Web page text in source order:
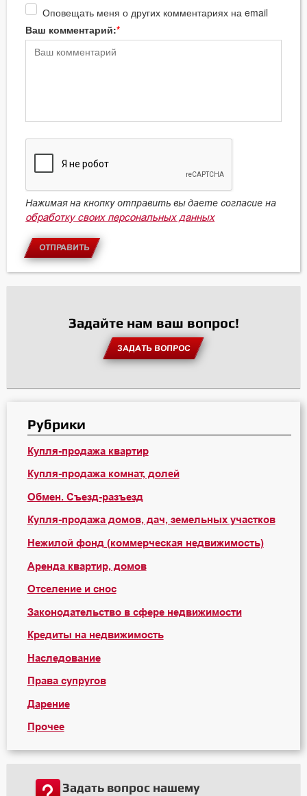
Оповещать меня о других комментариях на email
Ваш комментарий:
Нажимая на кнопку отправить вы даете согласие на
обработку своих персональных данных
ОТПРАВИТЬ
Задайте нам ваш вопрос!
ЗАДАТЬ ВОПРОС
Рубрики
Купля-продажа квартир
Купля-продажа комнат, долей
Обмен. Съезд-разъезд
Купля-продажа домов, дач, земельных участков
Нежилой фонд (коммерческая недвижимость)
Аренда квартир, домов
Отселение и снос
Законодательство в сфере недвижимости
Кредиты на недвижимость
Наследование
Права супругов
Дарение
Прочее
Задать вопрос нашему